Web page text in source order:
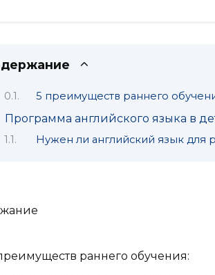
5 преимуществ раннего
Программа английского языка в
Нужен ли английский язык для
раннего обучения: